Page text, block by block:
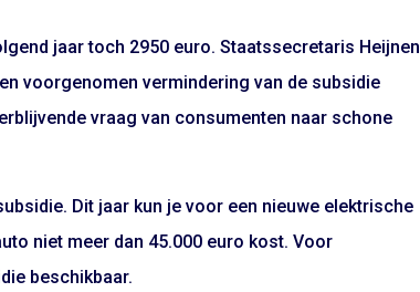
jaar toch 2950 euro. Staatssecretaris Heijnen
voorgenomen vermindering van de subsidie
vraag van consumenten naar schone
Dit jaar kun je voor een nieuwe elektrische
niet meer dan 45.000 euro kost. Voor
beschikbaar.